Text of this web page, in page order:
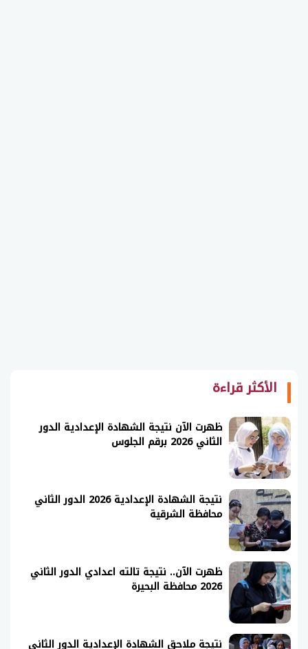
الأكثر قراءة
ظهرت الآن نتيجة الشهادة الإعدادية الدور
الثاني 2026 برقم الجلوس
نتيجة الشهادة الإعدادية 2026 الدور الثاني
محافظة الشرقية
ظهرت الآن.. نتيجة تالته اعدادي الدور الثاني
2026 محافظة البحيرة
نتيجة ملاحق الشهادة الإعدادية الدور الثاني